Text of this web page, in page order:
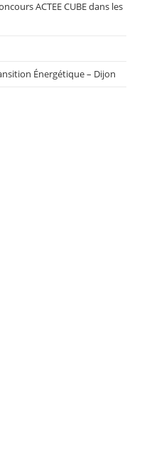
ACTEE CUBE dans les
Énergétique – Dijon